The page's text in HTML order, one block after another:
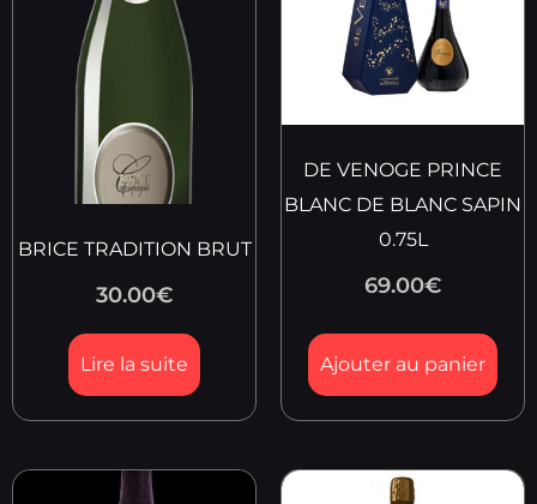
BRICE TRADITION BRUT
30.00€
Lire la suite
DE VENOGE PRINCE
BLANC DE BLANC SAPIN
0.75L
69.00€
Ajouter au panier